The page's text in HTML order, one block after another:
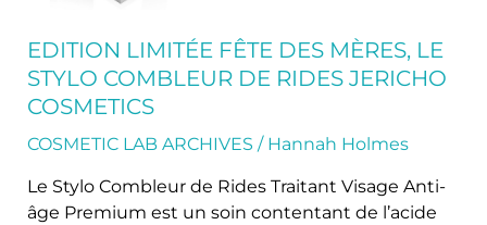
EDITION LIMITÉE FÊTE DES MÈRES, LE
STYLO COMBLEUR DE RIDES JERICHO
COSMETICS
COSMETIC LAB ARCHIVES / Hannah Holmes
Le Stylo Combleur de Rides Traitant Visage Anti-
âge Premium est un soin contentant de l’acide
le
Stylo
Combleur
de
Rides
Cosmetics